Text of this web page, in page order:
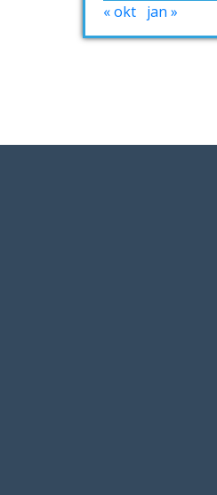
« okt jan »